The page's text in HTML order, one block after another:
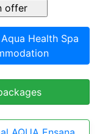
Health Spa